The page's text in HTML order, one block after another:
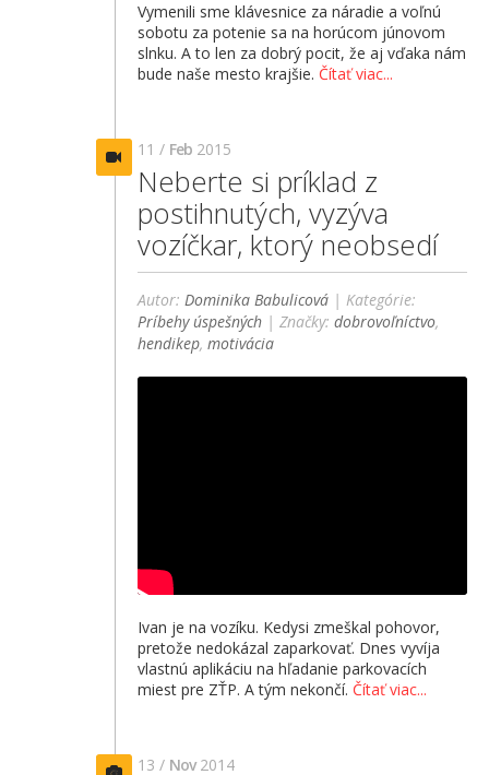
Vymenili sme klávesnice za náradie a voľnú
sobotu za potenie sa na horúcom júnovom
slnku. A to len za dobrý pocit, že aj vďaka nám
bude naše mesto krajšie. Čítať viac...
11 / Feb 2015
Neberte si príklad z
postihnutých, vyzýva
vozíčkar, ktorý neobsedí
Autor:Dominika Babulicová | Kategórie:
Príbehy úspešných | Značky:dobrovoľníctvo,
hendikep,motivácia
Ivan je na vozíku. Kedysi zmeškal pohovor,
pretože nedokázal zaparkovať. Dnes vyvíja
vlastnú aplikáciu na hľadanie parkovacích
miest pre ZŤP. A tým nekončí. Čítať viac...
13 / Nov 2014